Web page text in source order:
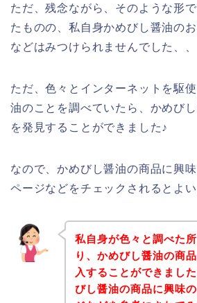
ただ、残念ながら、そのような形
たものの、私自身かめびし醤油の
などはみつけられませんでした、、
ただ、色々とインターネットを駆
油のことを調べていたら、かめび
を発見することができました♪
なので、かめびし醤油の商品に興
ページなどをチェックされるとよい
私自身が色々と調べた
り、かめびし醤油の商
入することができまし
びし醤油の商品に興味